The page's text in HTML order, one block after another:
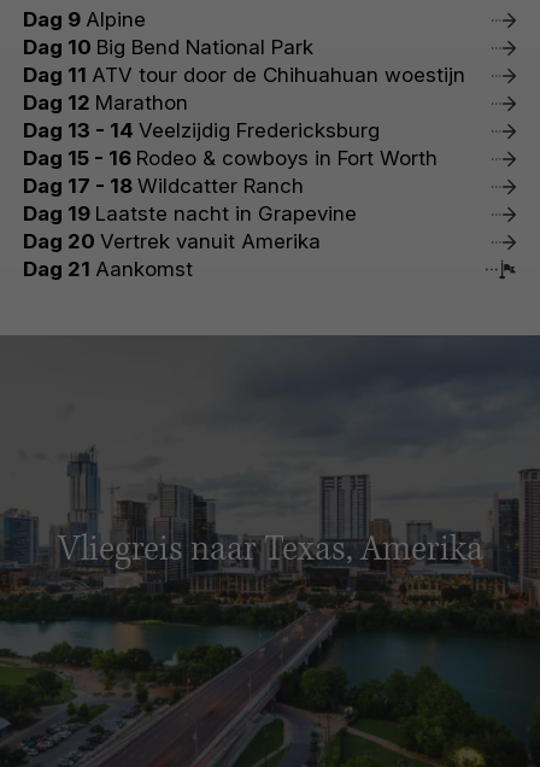
Dag 9 Alpine
Dag 10 Big Bend National Park
Dag 11 ATV tour door de Chihuahuan woestijn
Dag 12 Marathon
Dag 13 - 14 Veelzijdig Fredericksburg
Dag 15 - 16 Rodeo & cowboys in Fort Worth
Dag 17 - 18 Wildcatter Ranch
Dag 19 Laatste nacht in Grapevine
Dag 20 Vertrek vanuit Amerika
Dag 21 Aankomst
Vliegreis naar Texas, Amerika